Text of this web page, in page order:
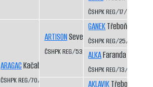
ARAGACKačabka CS
ČSHPK REG/70/84
ARTISONSeverní vítr CS
ČSHPK REG/53/83
ČSHPK REG/17/81
GANEKTřeboň-
ČSHPK REG/25/82
ALKAFaranda CS
ČSHPK REG/13/81
AKLAVIKTřeboň-